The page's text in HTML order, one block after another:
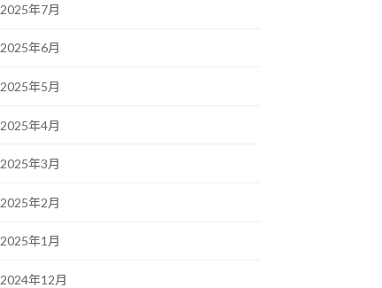
2025年7月
2025年6月
2025年5月
2025年4月
2025年3月
2025年2月
2025年1月
2024年12月